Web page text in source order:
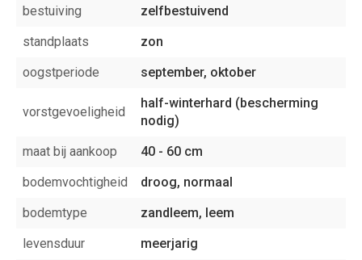
bestuiving
zelfbestuivend
standplaats
zon
oogstperiode
september, oktober
vorstgevoeligheid
half-winterhard (bescherming
nodig)
maat bij aankoop
40 - 60 cm
bodemvochtigheid
droog, normaal
bodemtype
zandleem, leem
levensduur
meerjarig